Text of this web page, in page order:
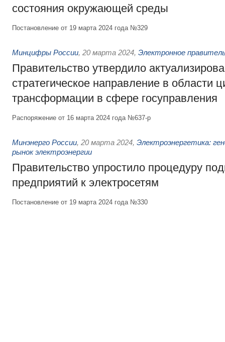
состояния окружающей среды
Постановление от 19 марта 2024 года №329
Минцифры России, 20 марта 2024, Электронное
Правительство утвердило
стратегическое направление в области
трансформации в сфере госуправления
Распоряжение от 16 марта 2024 года №637-р
Минэнерго России, 20 марта 2024, Электроэнергетика:
рынок электроэнергии
Правительство упростило процедуру
предприятий к электросетям
Постановление от 19 марта 2024 года №330